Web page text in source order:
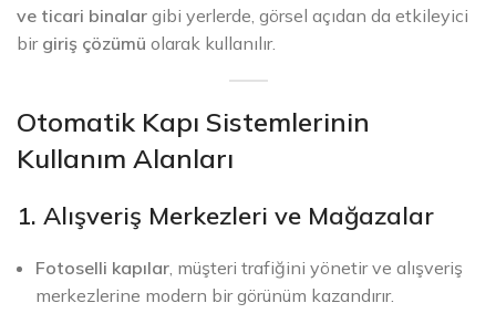
ve ticari binalar gibi yerlerde, görsel açıdan da etkileyici
bir giriş çözümü olarak kullanılır.
Otomatik Kapı Sistemlerinin
Kullanım Alanları
1. Alışveriş Merkezleri ve Mağazalar
Fotoselli kapılar, müşteri trafiğini yönetir ve alışveriş
merkezlerine modern bir görünüm kazandırır.